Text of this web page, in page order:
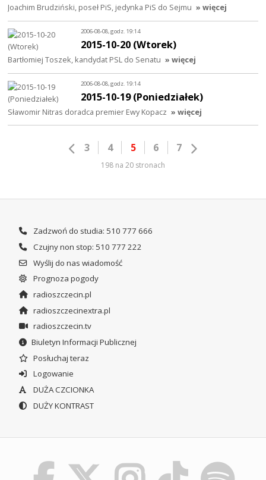
Joachim Brudziński, poseł PiS, jedynka PiS do Sejmu » więcej
2006-08-08, godz. 19:14
2015-10-20 (Wtorek)
Bartłomiej Toszek, kandydat PSL do Senatu » więcej
2006-08-08, godz. 19:14
2015-10-19 (Poniedziałek)
Sławomir Nitras doradca premier Ewy Kopacz » więcej
3 4 5 6 7
198 na 20 stronach
Zadzwoń do studia: 510 777 666
Czujny non stop: 510 777 222
Wyślij do nas wiadomość
Prognoza pogody
radioszczecin.pl
radioszczecinextra.pl
radioszczecin.tv
Biuletyn Informacji Publicznej
Posłuchaj teraz
Logowanie
DUŻA CZCIONKA
DUŻY KONTRAST